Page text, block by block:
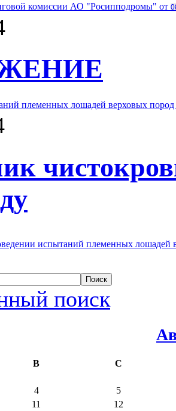
комиссии АО "Росипподромы" от
племенных лошадей верховых
испытаний племенных лошадей
поиск
В С
4
5
11
12